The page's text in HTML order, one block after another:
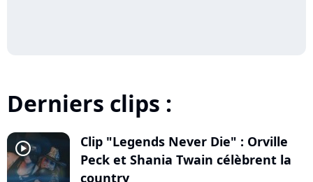
Derniers clips :
player2
Clip "Legends Never Die" : Orville
Peck et Shania Twain célèbrent la
country